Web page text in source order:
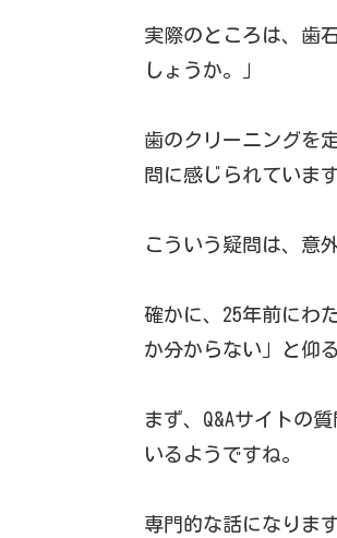
実際のところは、歯
しょうか。」
歯のクリーニングを
問に感じられています
こういう疑問は、意
確かに、25年前にわ
か分からない」と仰
まず、Q&Aサイトの
いるようですね。
専門的な話になりま